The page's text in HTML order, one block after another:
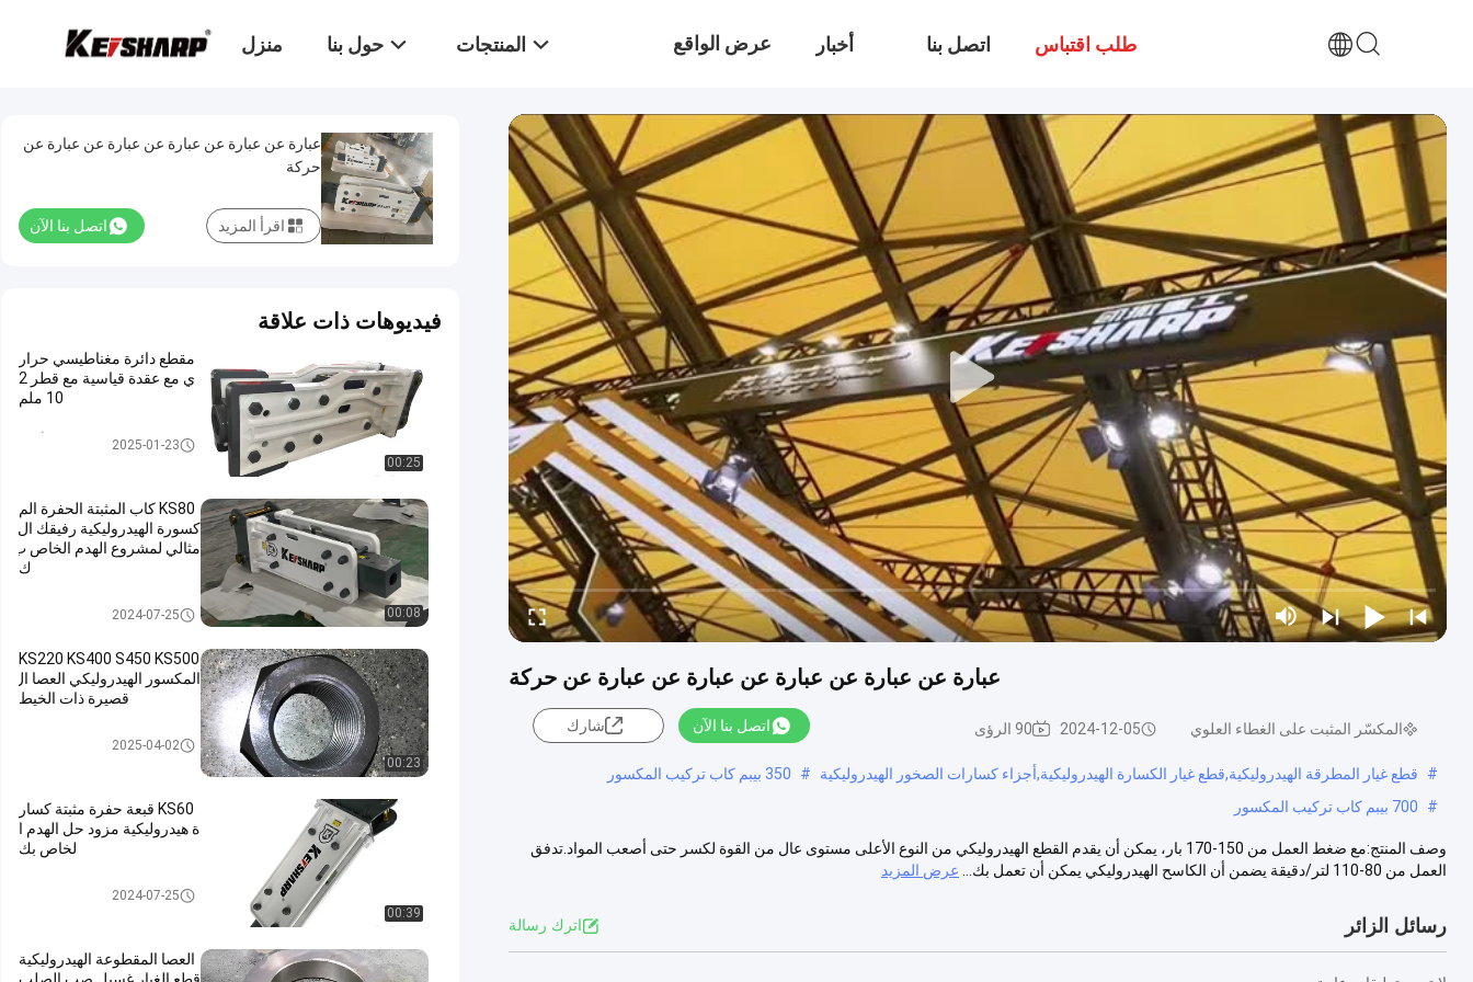
منزل حول بنا المنتجات عرض الواقع
الافتراضي
أخبار اتصل بنا طلب اقتباس
عبارة عن عبارة عن عبارة عن عبارة عن عبارة عن حركة
المكسّر المثبت على الغطاء العلوي 2024-12-05 90 الرؤى اتصل بنا الآن شارك
# قطع غيار المطرقة الهيدروليكية,قطع غيار الكسارة الهيدروليكية,أجزاء كسارات الصخور الهيدروليكية #
350 بيبم كاب تركيب المكسور
#
700 بيبم كاب تركيب المكسور
وصف المنتج:مع ضغط العمل من 150-170 بار، يمكن أن يقدم القطع الهيدروليكي من النوع الأعلى مستوى عال من القوة لكسر حتى أصعب المواد.تدفق
العمل من 80-110 لتر/دقيقة يضمن أن الكاسح الهيدروليكي يمكن أن تعمل بك...
عرض المزيد
رسائل الزائر اترك رسالة
عبارة عن عبارة عن عبارة عن عبارة عن عبارة عن
حركة
اتصل بنا الآن اقرأ المزيد
فيديوهات ذات علاقة
00:25
مقطع دائرة مغناطيسي حرار
ي مع عقدة قياسية مع قطر 2
10 ملم
المكسّر ذو النوع الأعلى2025-01-23
00:08
KS80 كاب المثبتة الحفرة الم
كسورة الهيدروليكية رفيقك ال
مثالي لمشروع الهدم الخاص ب
ك
المكسّر المثبت على الغطاء العلو
2024-07-25
00:23
KS220 KS400 S450 KS500
المكسور الهيدروليكي العصا ال
قصيرة ذات الخيط
المكسّر المثبت على الغطاء العلو
2025-04-02
00:39
KS60 قبعة حفرة مثبتة كسار
ة هيدروليكية مزود حل الهدم ا
لخاص بك
المكسّر المثبت على الغطاء العلو
2024-07-25
العصا المقطوعة الهيدروليكية